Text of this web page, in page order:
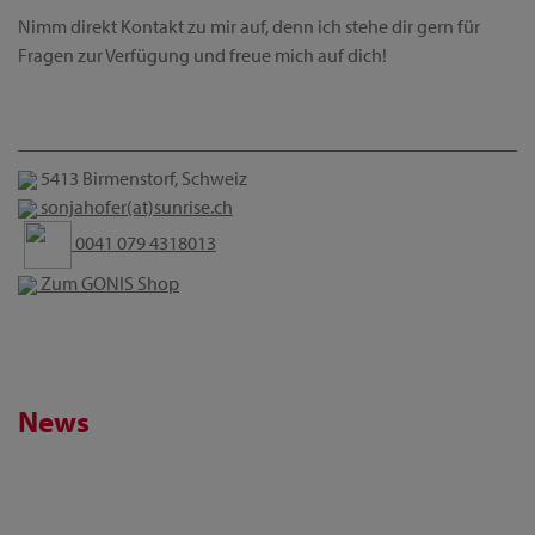
Nimm direkt Kontakt zu mir auf, denn ich stehe dir gern für
Fragen zur Verfügung und freue mich auf dich!
5413 Birmenstorf, Schweiz
sonjahofer(at)sunrise.ch
0041 079 4318013
Zum GONIS Shop
News